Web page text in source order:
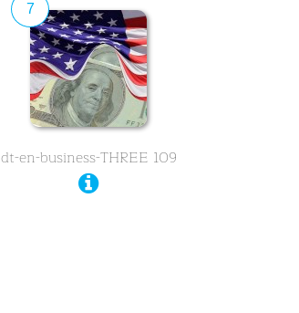
7
dt-en-business-THREE 109